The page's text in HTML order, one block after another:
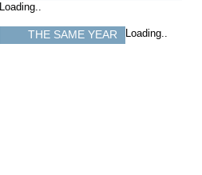
Loading..
THE SAME YEAR Loading..